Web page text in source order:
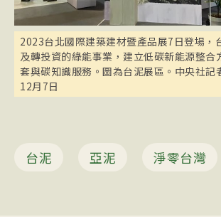
2023台北國際建築建材暨產品展7日登場，
及轉投資的綠能事業，建立低碳新能源整合
套與碳知識服務。圖為台泥展區。中央社記
12月7日
台泥 亞泥 淨零台灣